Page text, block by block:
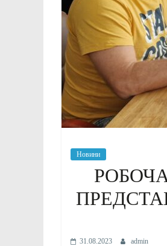
Новини
31.08.2023 admin